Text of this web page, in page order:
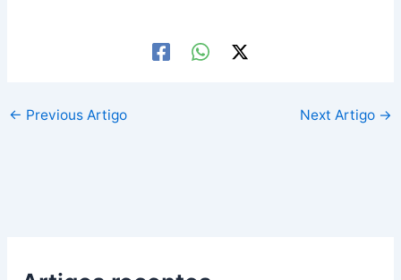
← Previous Artigo Next Artigo →